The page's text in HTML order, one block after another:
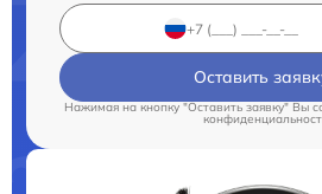
Оставить
Нажимая на кнопку "Оставить заявку" Вы